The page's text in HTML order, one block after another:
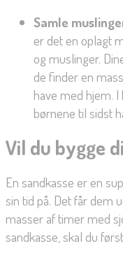
Samle
er det en oplagt
og muslinger.
de finder en
have med hjem. I
børnene til sidst
Vil du bygge
En sandkasse er en
sin tid på. Det får dem
masser af timer med
sandkasse, skal du